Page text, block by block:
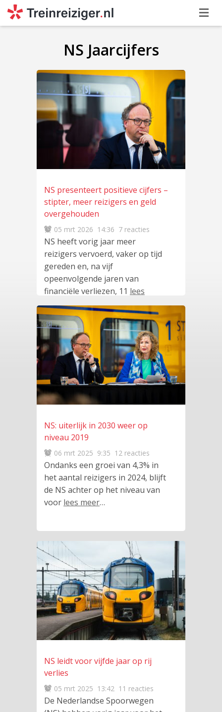
NS Jaarcijfers
NS presenteert positieve cijfers –
stipter, meer reizigers en geld
overgehouden
05 mrt 2026 14:36 7 reacties
NS heeft vorig jaar meer
reizigers vervoerd, vaker op tijd
gereden en, na vijf
opeenvolgende jaren van
financiële verliezen, 11 lees
meer…
NS: uiterlijk in 2030 weer op
niveau 2019
06 mrt 2025 9:35 12 reacties
Ondanks een groei van 4,3% in
het aantal reizigers in 2024, blijft
de NS achter op het niveau van
voor lees meer…
NS leidt voor vijfde jaar op rij
verlies
05 mrt 2025 13:42 11 reacties
De Nederlandse Spoorwegen